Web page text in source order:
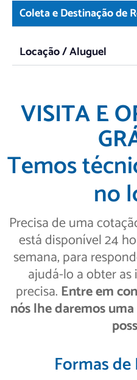
Coleta e Destinação de
Locação / Aluguel
VISITA E
Temos
no
Precisa de uma
está disponível 24
semana, para
ajudá-lo a obter
precisa. Entre em
nós lhe daremos
Formas